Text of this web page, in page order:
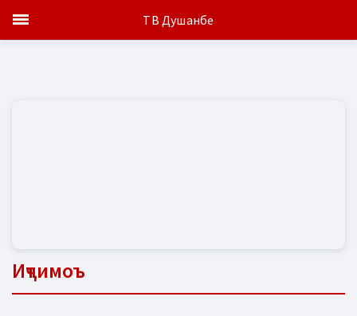
Иҷтимоъ
ТВ Душанбе